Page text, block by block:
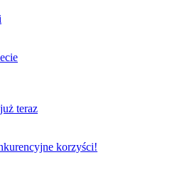
teraz
korzyści!